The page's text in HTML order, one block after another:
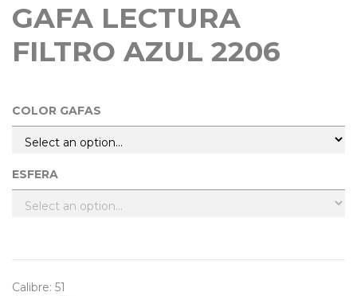
GAFA LECTURA
FILTRO AZUL 2206
COLOR GAFAS
ESFERA
Calibre: 51